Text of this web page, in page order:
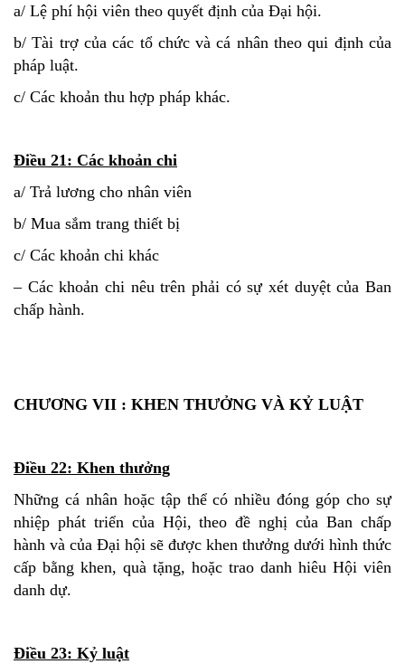
a/ Lệ phí hội viên theo quyết định của Đại hội.
b/ Tài trợ của các tổ chức và cá nhân theo qui định của
pháp luật.
c/ Các khoản thu hợp pháp khác.
Điều 21: Các khoản chi
a/ Trả lương cho nhân viên
b/ Mua sắm trang thiết bị
c/ Các khoản chi khác
– Các khoản chi nêu trên phải có sự xét duyệt của Ban
chấp hành.
CHƯƠNG VII : KHEN THƯỞNG VÀ KỶ LUẬT
Điều 22: Khen thưởng
Những cá nhân hoặc tập thể có nhiều đóng góp cho sự
nhiệp phát triển của Hội, theo đề nghị của Ban chấp
hành và của Đại hội sẽ được khen thưởng dưới hình thức
cấp bằng khen, quà tặng, hoặc trao danh hiêu Hội viên
danh dự.
Điều 23: Kỷ luật